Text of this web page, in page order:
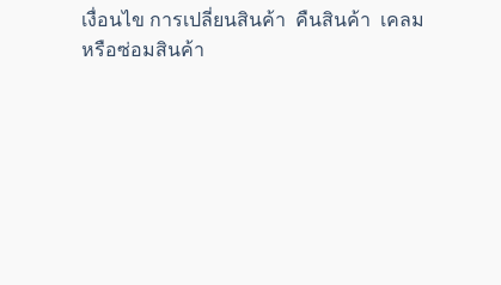
เงื่อนไข การเปลี่ยนสินค้า คืนสินค้า เคลม
หรือซ่อมสินค้า